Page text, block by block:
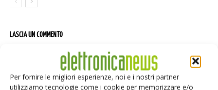
Per fornire le migliori esperienze, noi e i nostri partner
utilizziamo tecnologie come i cookie per memorizzare e/o
LASCIA UN COMMENTO